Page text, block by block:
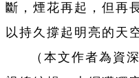
斷，煙花再起，但再
以持久撐起明亮的天
（本文作者為資